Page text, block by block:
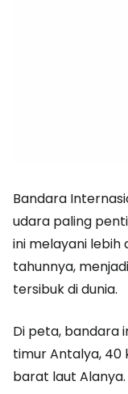
Bandara
udara paling
ini melayani lebih
tahunnya,
tersibuk di dunia.
Di peta, bandara
timur Antalya, 40
barat laut Alanya.